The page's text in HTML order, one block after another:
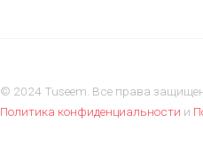
© 2024 Tuseem. Все права
Политика конфиденциальности и